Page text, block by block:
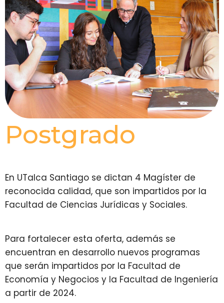
Postgrado
En UTalca Santiago se dictan 4 Magíster de
reconocida calidad, que son impartidos por la
Facultad de Ciencias Jurídicas y Sociales.
Para fortalecer esta oferta, además se
encuentran en desarrollo nuevos programas
que serán impartidos por la Facultad de
Economía y Negocios y la Facultad de Ingeniería
a partir de 2024.